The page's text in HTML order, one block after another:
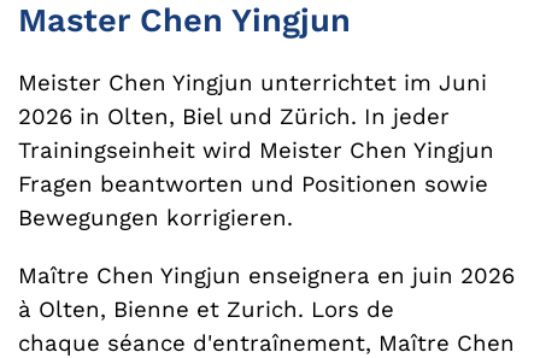
Master Chen Yingjun
Meister Chen Yingjun unterrichtet im Juni
2026 in Olten, Biel und Zürich. In jeder
Trainingseinheit wird Meister Chen Yingjun
Fragen beantworten und Positionen sowie
Bewegungen korrigieren.
Maître Chen Yingjun enseignera en juin 2026
à Olten, Bienne et Zurich. Lors de
chaque séance d'entraînement, Maître Chen